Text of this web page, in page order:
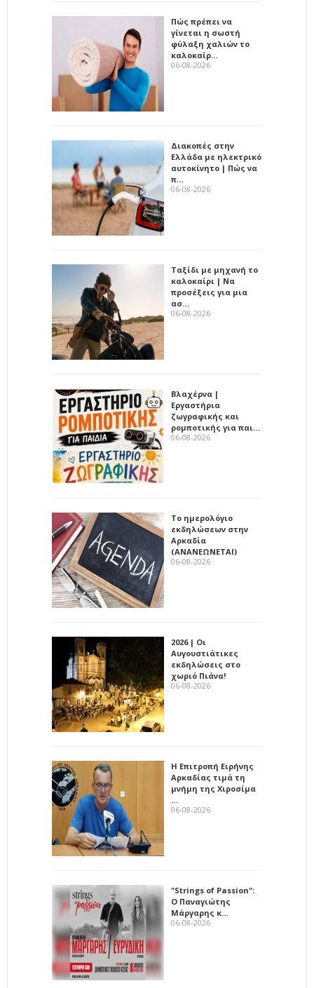
Πώς πρέπει να
γίνεται η σωστή
φύλαξη χαλιών το
καλοκαίρ…
06-08-2026
Διακοπές στην
Ελλάδα με ηλεκτρικό
αυτοκίνητο | Πώς να
π…
06-08-2026
Ταξίδι με μηχανή το
καλοκαίρι | Να
προσέξεις για μια
ασ…
06-08-2026
Βλαχέρνα |
Εργαστήρια
ζωγραφικής και
ρομποτικής για παι…
06-08-2026
Το ημερολόγιο
εκδηλώσεων στην
Αρκαδία
(ΑΝΑΝΕΩΝΕΤΑΙ)
06-08-2026
2026 | Οι
Αυγουστιάτικες
εκδηλώσεις στο
χωριό Πιάνα!
06-08-2026
Η Επιτροπή Ειρήνης
Αρκαδίας τιμά τη
μνήμη της Χιροσίμα
…
06-08-2026
"Strings of Passion":
Ο Παναγιώτης
Μάργαρης κ…
06-08-2026